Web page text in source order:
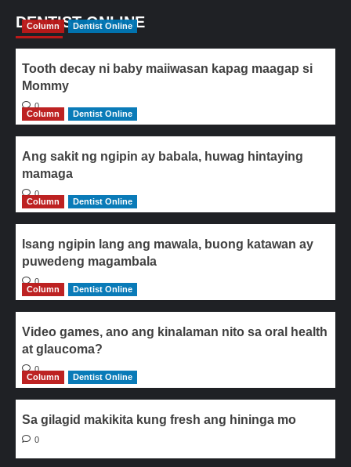
DENTIST ONLINE
Column Dentist Online
Tooth decay ni baby maiiwasan kapag maagap si
Mommy
0
Column
Dentist Online
Ang sakit ng ngipin ay babala, huwag hintaying
mamaga
0
Column
Dentist Online
Isang ngipin lang ang mawala, buong katawan ay
puwedeng magambala
0
Column
Dentist Online
Video games, ano ang kinalaman nito sa oral health
at glaucoma?
0
Column
Dentist Online
Sa gilagid makikita kung fresh ang hininga mo
0